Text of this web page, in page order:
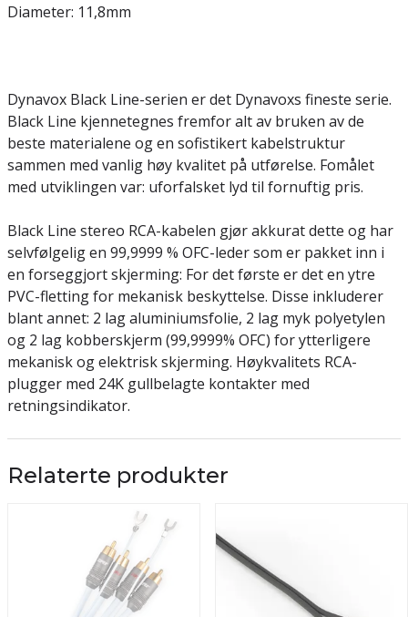
Diameter: 11,8mm
Dynavox Black Line-serien er det Dynavoxs fineste serie.
Black Line kjennetegnes fremfor alt av bruken av de
beste materialene og en sofistikert kabelstruktur
sammen med vanlig høy kvalitet på utførelse. Fomålet
med utviklingen var: uforfalsket lyd til fornuftig pris.
Black Line stereo RCA-kabelen gjør akkurat dette og har
selvfølgelig en 99,9999 % OFC-leder som er pakket inn i
en forseggjort skjerming: For det første er det en ytre
PVC-fletting for mekanisk beskyttelse. Disse inkluderer
blant annet: 2 lag aluminiumsfolie, 2 lag myk polyetylen
og 2 lag kobberskjerm (99,9999% OFC) for ytterligere
mekanisk og elektrisk skjerming. Høykvalitets RCA-
plugger med 24K gullbelagte kontakter med
retningsindikator.
Relaterte produkter